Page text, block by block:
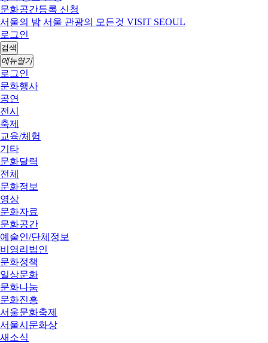
문화공간등록 신청
서울의 밤 서울 관광의 모든것 VISIT SEOUL
로그인
검색
메뉴열기
로그인
문화행사
공연
전시
축제
교육/체험
기타
문화달력
전체
문화정보
영상
문화자료
문화공간
예술인/단체정보
비영리법인
문화정책
일상문화
문화나눔
문화진흥
서울문화축제
서울시문화상
새소식